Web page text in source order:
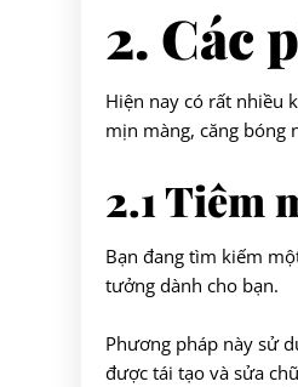
2. Các
Hiện nay có rất nhiều
mịn màng, căng bóng
2.1 Tiêm
Bạn đang tìm kiếm
tưởng dành cho bạn.
Phương pháp này sử
được tái tạo và sửa